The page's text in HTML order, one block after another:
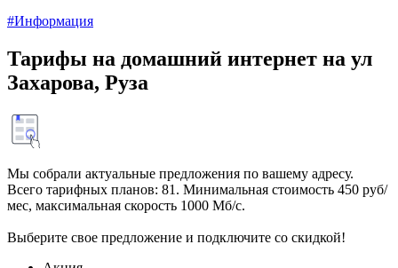
#Информация
Тарифы на домашний интернет на ул
Захарова, Руза
Мы собрали актуальные предложения по вашему адресу.
Всего тарифных планов: 81. Минимальная стоимость 450 руб/
мес, максимальная скорость 1000 Мб/с.
Выберите свое предложение и подключите со скидкой!